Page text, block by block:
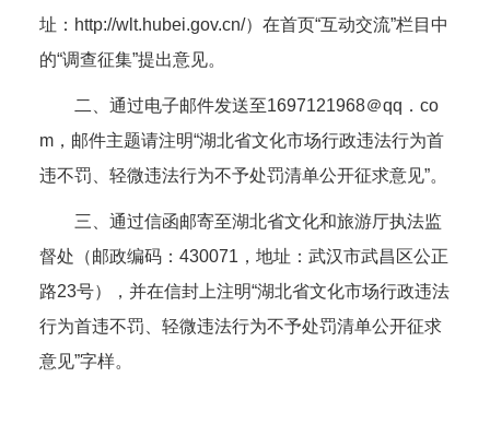
址：http://wlt.hubei.gov.cn/）在首页“互动交流”栏目中
的“调查征集”提出意见。
二、通过电子邮件发送至1697121968＠qq．co
m，邮件主题请注明“湖北省文化市场行政违法行为首
违不罚、轻微违法行为不予处罚清单公开征求意见”。
三、通过信函邮寄至湖北省文化和旅游厅执法监
督处（邮政编码：430071，地址：武汉市武昌区公正
路23号），并在信封上注明“湖北省文化市场行政违法
行为首违不罚、轻微违法行为不予处罚清单公开征求
意见”字样。